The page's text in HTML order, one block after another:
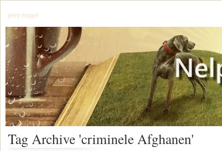
jerry mager
Tag Archive 'criminele Afghanen'